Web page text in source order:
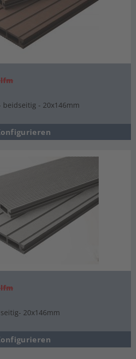
- 20x146mm
20x146mm